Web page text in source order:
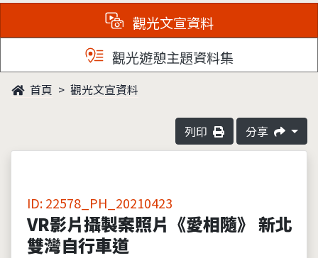
觀光文宣資料
觀光遊憩主題資料集
首頁 觀光文宣資料
列印 分享
ID: 22578_PH_20210423
VR影片攝製案照片《愛相隨》 新北
雙灣自行車道